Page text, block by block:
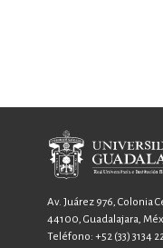
Av. Juárez 976, Colonia
44100, Guadalajara,
Teléfono: +52 (33) 3134